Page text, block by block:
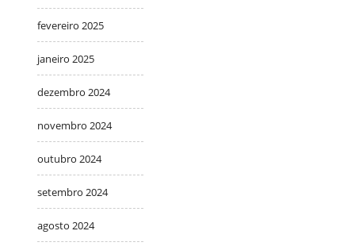
fevereiro 2025
janeiro 2025
dezembro 2024
novembro 2024
outubro 2024
setembro 2024
agosto 2024